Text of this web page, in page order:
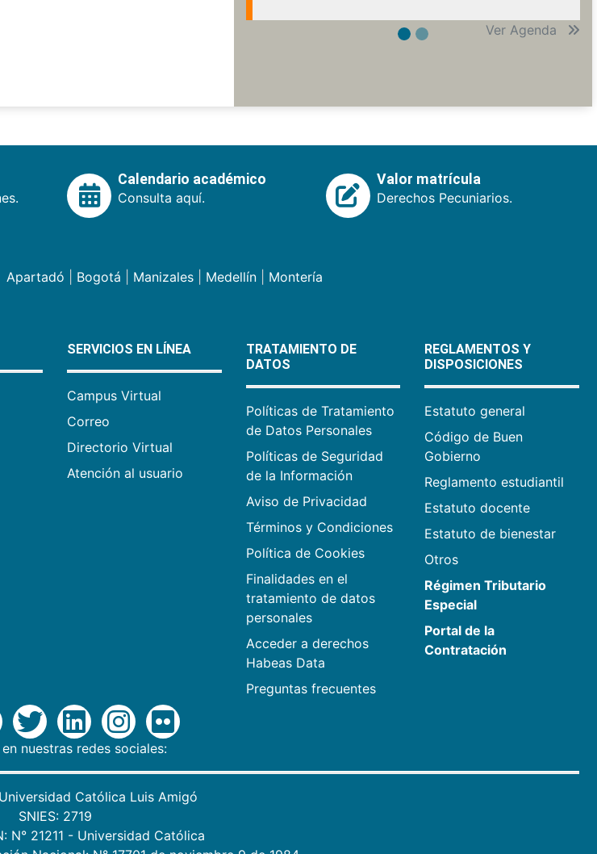
Ver Agenda
Calendario académico
Consulta aquí.
Valor matrícula
Derechos Pecuniarios.
Apartadó Bogotá Manizales| Medellín| Montería
SERVICIOS EN LÍNEA
Campus Virtual
Correo
Directorio Virtual
Atención al usuario
TRATAMIENTO DE
DATOS
Políticas de Tratamiento
de Datos Personales
Políticas de Seguridad
de la Información
Aviso de Privacidad
Términos y Condiciones
Política de Cookies
Finalidades en el
tratamiento de datos
personales
Acceder a derechos
Habeas Data
Preguntas frecuentes
REGLAMENTOS Y
DISPOSICIONES
Estatuto general
Código de Buen
Gobierno
Reglamento estudiantil
Estatuto docente
Estatuto de bienestar
Otros
Régimen Tributario
Especial
Portal de la
Contratación
nuestras redes sociales:
Católica Luis Amigó
SNIES: 2719
N° 21211 - Universidad Católica